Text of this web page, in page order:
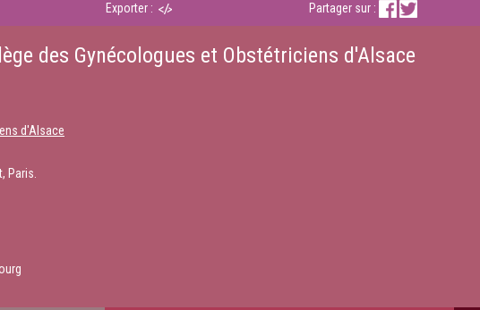
Exporter : Partager sur :
des Gynécologues et Obstétriciens d'Alsace
d'Alsace
Paris.